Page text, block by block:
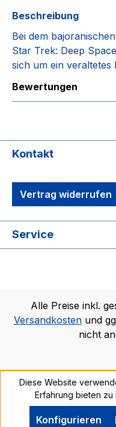
Beschreibung
Bei dem
Star Trek: Deep
sich um ein veraltetes
Bewertungen
Kontakt
Vertrag widerrufen
Service
Alle Preise inkl.
Versandkostenund
nicht
Diese Website
Erfahrung bieten zu
Konfigurieren